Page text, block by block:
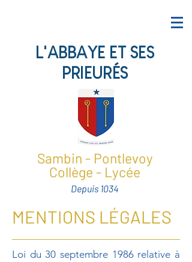
L'ABBAYE ET SES
PRIEURÉS
Sambin - Pontlevoy
Collège - Lycée
Depuis 1034
MENTIONS LÉGALES
Loi du 30 septembre 1986 relative à